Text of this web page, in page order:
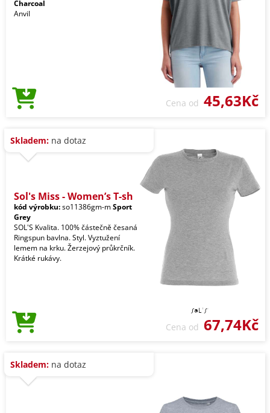
Charcoal
Anvil
Cena od 45,63Kč
Skladem: na dotaz
Sol's Miss - Women’s T-sh
kód výrobku:so11386gm-mSport
Grey
SOL'S Kvalita. 100% částečně česaná
Ringspun bavlna. Styl. Vyztužení
lemem na krku. Žerzejový průkrčník.
Krátké rukávy.
Cena od 67,74Kč
Skladem: na dotaz